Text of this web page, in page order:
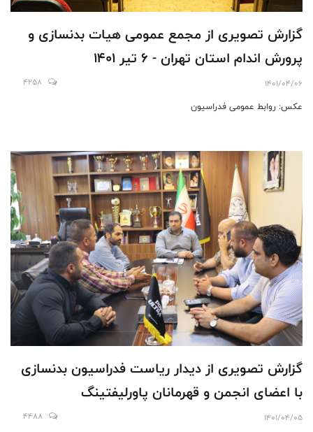
گزارش تصویری از مجمع عمومی هیات بدنسازی و
پرورش اندام استان تهران - 6 تیر 1401
1401/04/06
4258
عکس: روابط عمومی فدراسیون
گزارش تصویری از دیدار ریاست فدراسیون بدنسازی
با اعضای انجمن و قهرمانان پاورلیفتینگ
1401/04/05
4488